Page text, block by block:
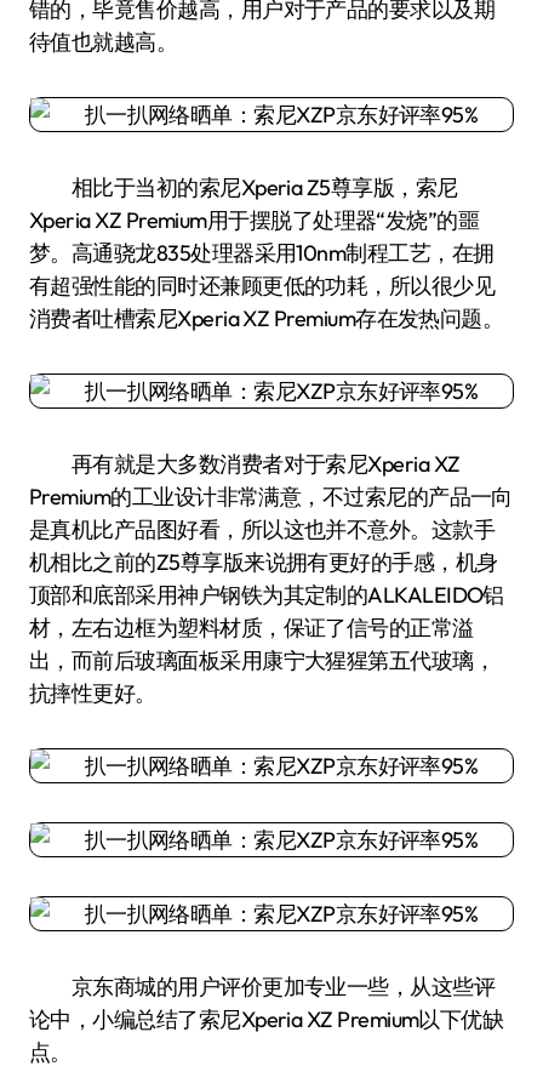
错的，毕竟售价越高，用户对于产品的要求以及期
待值也就越高。
相比于当初的索尼Xperia Z5尊享版，索尼
Xperia XZ Premium用于摆脱了处理器“发烧”的噩
梦。高通骁龙835处理器采用10nm制程工艺，在拥
有超强性能的同时还兼顾更低的功耗，所以很少见
消费者吐槽索尼Xperia XZ Premium存在发热问题。
再有就是大多数消费者对于索尼Xperia XZ
Premium的工业设计非常满意，不过索尼的产品一向
是真机比产品图好看，所以这也并不意外。这款手
机相比之前的Z5尊享版来说拥有更好的手感，机身
顶部和底部采用神户钢铁为其定制的ALKALEIDO铝
材，左右边框为塑料材质，保证了信号的正常溢
出，而前后玻璃面板采用康宁大猩猩第五代玻璃，
抗摔性更好。
京东商城的用户评价更加专业一些，从这些评
论中，小编总结了索尼Xperia XZ Premium以下优缺
点。